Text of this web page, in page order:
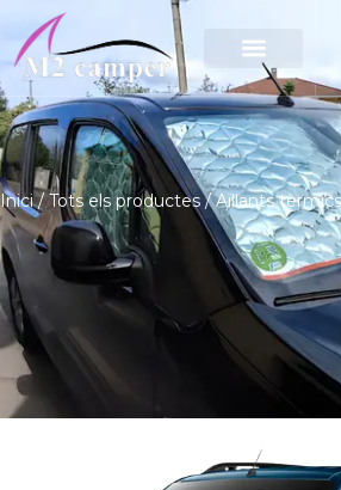
Saltar
al
contingut
Inici/Tots els productes/ Aïllants